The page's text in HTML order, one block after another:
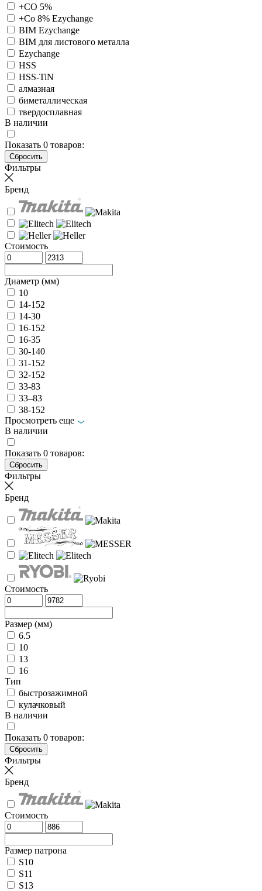
+CO 5%
+Co 8% Ezychange
BIM Ezychange
BIM для листового металла
Ezychange
HSS
HSS-TiN
алмазная
биметаллическая
твердосплавная
В наличии
Показать 0 товаров:
Фильтры
Бренд
Стоимость
Диаметр (мм)
10
14-152
14-30
16-152
16-35
30-140
31-152
32-152
33-83
33–83
38-152
Просмотреть еще
В наличии
Показать 0 товаров:
Фильтры
Бренд
Стоимость
Размер (мм)
6.5
10
13
16
Тип
быстрозажимной
кулачковый
В наличии
Показать 0 товаров:
Фильтры
Бренд
Стоимость
Размер патрона
S10
S11
S13